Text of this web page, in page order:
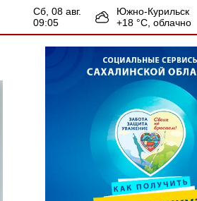
сб, 08 авг.
09:05
Южно-Курильск
+18 °С, облачно